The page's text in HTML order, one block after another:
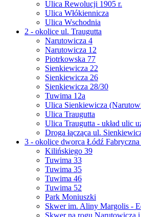
Ulica Rewolucji 1905 r.
Ulica Włókiennicza
Ulica Wschodnia
2 - okolice ul. Traugutta
Narutowicza 4
Narutowicza 12
Piotrkowska 77
Sienkiewicza 22
Sienkiewicza 26
Sienkiewicza 28/30
Tuwima 12a
Ulica Sienkiewicza
Ulica Traugutta
Ulica Traugutta - układ ulic
Droga łącząca ul.
3 - okolice dworca Łódź
Kilińskiego 39
Tuwima 33
Tuwima 35
Tuwima 46
Tuwima 52
Park Moniuszki
Skwer im. Aliny Margolis -
Skwer na rogu Narutowicza